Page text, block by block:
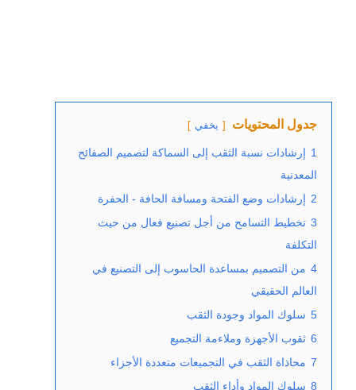
جدول المحتويات يخفي
1 إرشادات نسبة الثقب إلى السماكة لتصميم الصفائح
المعدنية
2 إرشادات وضع الفتحة ومسافة الحافة - الحفرة
3 تخطيط التسامح من أجل تصنيع فعال من حيث
التكلفة
4 من التصميم بمساعدة الحاسوب إلى التصنيع في
العالم الحقيقي
5 سلوك المواد وجودة الثقب
6 ثقوب الأجهزة وملاءمة التجميع
7 محاذاة الثقب في التجميعات متعددة الأجزاء
8 سلوك المواد وأداء الثقب